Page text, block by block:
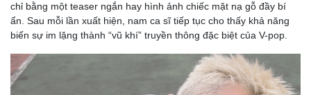
chỉ bằng một teaser ngắn hay hình ảnh chiếc mặt nạ gỗ đầy bí
ẩn. Sau mỗi lần xuất hiện, nam ca sĩ tiếp tục cho thấy khả năng
biến sự im lặng thành “vũ khí” truyền thông đặc biệt của V-pop.